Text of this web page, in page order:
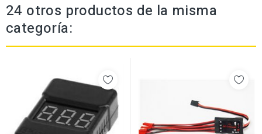
24 otros productos de la misma
categoría: